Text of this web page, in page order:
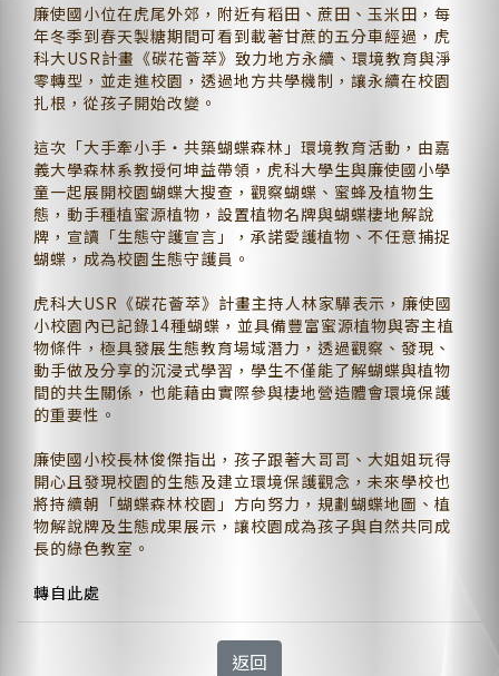
廉使國小位在虎尾外郊，附近有稻田、蔗田、玉米田，每
年冬季到春天製糖期間可看到載著甘蔗的五分車經過，虎
科大USR計畫《碳花薈萃》致力地方永續、環境教育與淨
零轉型，並走進校園，透過地方共學機制，讓永續在校園
扎根，從孩子開始改變。
這次「大手牽小手・共築蝴蝶森林」環境教育活動，由嘉
義大學森林系教授何坤益帶領，虎科大學生與廉使國小學
童一起展開校園蝴蝶大搜查，觀察蝴蝶、蜜蜂及植物生
態，動手種植蜜源植物，設置植物名牌與蝴蝶棲地解說
牌，宣讀「生態守護宣言」，承諾愛護植物、不任意捕捉
蝴蝶，成為校園生態守護員。
虎科大USR《碳花薈萃》計畫主持人林家驊表示，廉使國
小校園內已記錄14種蝴蝶，並具備豐富蜜源植物與寄主植
物條件，極具發展生態教育場域潛力，透過觀察、發現、
動手做及分享的沉浸式學習，學生不僅能了解蝴蝶與植物
間的共生關係，也能藉由實際參與棲地營造體會環境保護
的重要性。
廉使國小校長林俊傑指出，孩子跟著大哥哥、大姐姐玩得
開心且發現校園的生態及建立環境保護觀念，未來學校也
將持續朝「蝴蝶森林校園」方向努力，規劃蝴蝶地圖、植
物解說牌及生態成果展示，讓校園成為孩子與自然共同成
長的綠色教室。
轉自此處
返回